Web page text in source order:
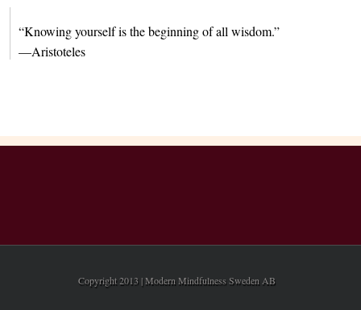
“Knowing yourself is the beginning of all wisdom.”
—Aristoteles
Copyright 2013 | Modern Mindfulness Sweden AB